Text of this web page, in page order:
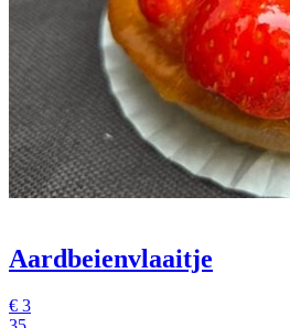
Aardbeienvlaaitje
€ 3